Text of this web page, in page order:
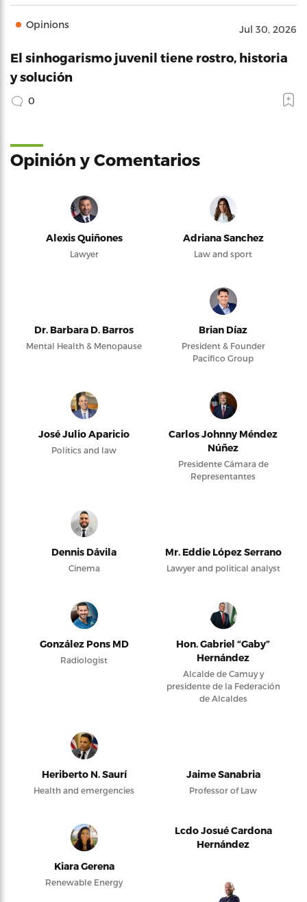
Opinions Jul 30, 2026
El sinhogarismo juvenil tiene rostro, historia
y solución
0
Opinión y Comentarios
Alexis Quiñones
Lawyer
Adriana Sanchez
Law and sport
Dr. Barbara D. Barros
Mental Health & Menopause
Brian Díaz
President & Founder
Pacifico Group
José Julio Aparicio
Politics and law
Carlos Johnny Méndez
Núñez
Presidente Cámara de
Representantes
Dennis Dávila
Cinema
Mr. Eddie López Serrano
Lawyer and political analyst
González Pons MD
Radiologist
Hon. Gabriel “Gaby”
Hernández
Alcalde de Camuy y
presidente de la Federación
de Alcaldes
Heriberto N. Saurí
Health and emergencies
Jaime Sanabria
Professor of Law
Kiara Gerena
Renewable Energy
Lcdo Josué Cardona
Hernández